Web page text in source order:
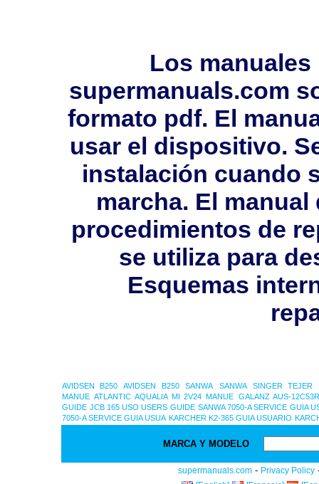
Los
supermanuals.com
formato pdf. El
usar el dispositivo.
instalación cuando
marcha. El
procedimientos de
se utiliza para
Esquemas
AVIDSEN B250 AVIDSEN B250 SANWA SANWA
SINGER TEJER
MANUE ATLANTIC AQUALIA MI 2V24 MANUE GALANZ AUS-
GUIDE JCB 165 USO USERS GUIDE SANWA 7050-A SERVICE GUIA
7050-A SERVICE GUIA USUA KARCHER K2-365 GUIA USUARIO
MARCA Y MODELO
supermanuals.com - Privacy Policy